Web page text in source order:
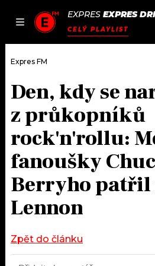
EXPRES EXPRES
CELÝ PLAYLIST
DOMŮ
ČLÁNKY
AKTUÁLNĚ
HUDBA
ROZHOVORY
#NEBUDUDOMA
PODCASTY
JAK NALADIT
APLIKACE
Expres FM
Den, kdy se
z průkopníků
rock'n'rollu:
fanoušky
Berryho patřil
Lennon
Zpět do článku